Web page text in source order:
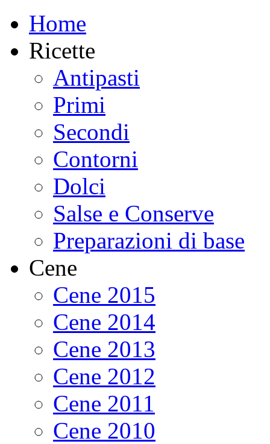
Home
Ricette
Antipasti
Primi
Secondi
Contorni
Dolci
Salse e Conserve
Preparazioni di base
Cene
Cene 2015
Cene 2014
Cene 2013
Cene 2012
Cene 2011
Cene 2010